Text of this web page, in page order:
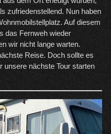
zufriedenstellend. Nun haben
Auf diesem
das Fernweh wieder
wir nicht lange warten.
Reise. Doch sollte es
unsere nächste Tour starten